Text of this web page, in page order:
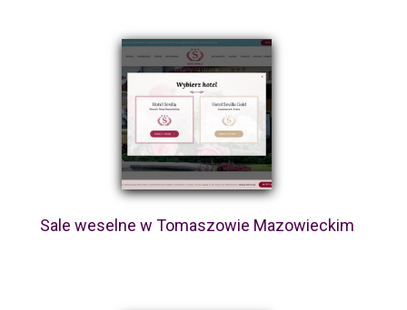
Sale weselne w Tomaszowie Mazowieckim